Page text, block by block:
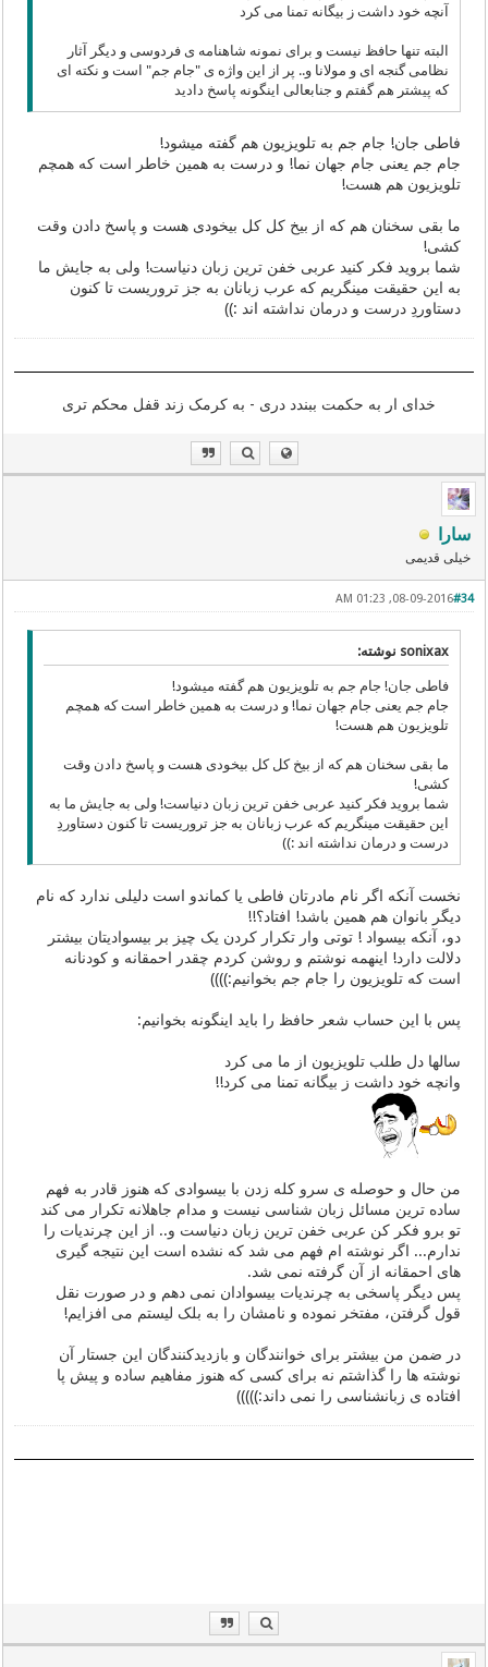
آنچه خود داشت ز بیگانه تمنا می کرد
البته تنها حافظ نیست و برای نمونه شاهنامه ی فردوسی و دیگر آثار
نظامی گنجه ای و مولانا و.. پر از این واژه ی "جام جم" است و نکته ای
که پیشتر هم گفتم و جنابعالی اینگونه پاسخ دادید
فاطی جان! جام جم به تلویزیون هم گفته میشود!
جام جم یعنی جام جهان نما! و درست به همین خاطر است که همچم
تلویزیون هم هست!
ما بقی سخنان هم که از بیخ کل کل بیخودی هست و پاسخ دادن وقت
کشی!
شما بروید فکر کنید عربی خفن ترین زبان دنیاست! ولی به جایش ما
به این حقیقت مینگریم که عرب زبانان به جز تروریست تا کنون
دستاوردِ درست و درمان نداشته اند :))
خدای ار به حکمت ببندد دری - به کرمک زند قفل محکم تری
سارا
خیلی قدیمی
#34
08-09-2016, 01:23 AM
sonixax نوشته:
فاطی جان! جام جم به تلویزیون هم گفته میشود!
جام جم یعنی جام جهان نما! و درست به همین خاطر است که همچم
تلویزیون هم هست!
ما بقی سخنان هم که از بیخ کل کل بیخودی هست و پاسخ دادن وقت
کشی!
شما بروید فکر کنید عربی خفن ترین زبان دنیاست! ولی به جایش ما به
این حقیقت مینگریم که عرب زبانان به جز تروریست تا کنون دستاوردِ
درست و درمان نداشته اند :))
نخست آنکه اگر نام مادرتان فاطی یا کماندو است دلیلی ندارد که نام
دیگر بانوان هم همین باشد! افتاد؟!!
دو، آنکه بیسواد ! توتی وار تکرار کردن یک چیز بر بیسوادیتان بیشتر
دلالت دارد! اینهمه نوشتم و روشن کردم چقدر احمقانه و کودنانه
است که تلویزیون را جام جم بخوانیم:))))
پس با این حساب شعر حافظ را باید اینگونه بخوانیم:
سالها دل طلب تلویزیون از ما می کرد
وانچه خود داشت ز بیگانه تمنا می کرد!!
من حال و حوصله ی سرو کله زدن با بیسوادی که هنوز قادر به فهم
ساده ترین مسائل زبان شناسی نیست و مدام جاهلانه تکرار می کند
تو برو فکر کن عربی خفن ترین زبان دنیاست و.. از این چرندیات را
ندارم... اگر نوشته ام فهم می شد که نشده است این نتیجه گیری
های احمقانه از آن گرفته نمی شد.
پس دیگر پاسخی به چرندیات بیسوادان نمی دهم و در صورت نقل
قول گرفتن، مفتخر نموده و نامشان را به بلک لیستم می افزایم!
در ضمن من بیشتر برای خوانندگان و بازدیدکنندگان این جستار آن
نوشته ها را گذاشتم نه برای کسی که هنوز مفاهیم ساده و پیش پا
افتاده ی زبانشناسی را نمی داند:)))))